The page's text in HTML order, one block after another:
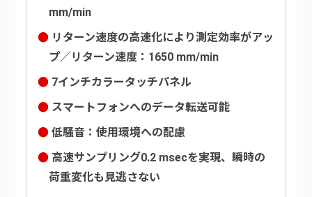
mm/min
リターン速度の高速化により測定効率がアッ
プ／リターン速度：1650 mm/min
7インチカラータッチパネル
スマートフォンへのデータ転送可能
低騒音：使用環境への配慮
高速サンプリング0.2 msecを実現、瞬時の
荷重変化も見逃さない